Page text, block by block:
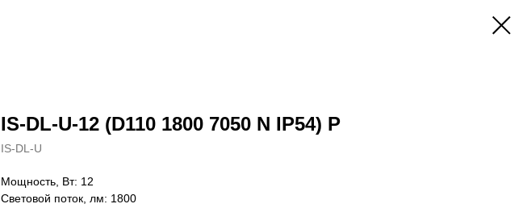
IS-DL-U-12 (D110 1800 7050 N IP54) P
IS-DL-U
Мощность, Вт: 12
Световой поток, лм: 1800